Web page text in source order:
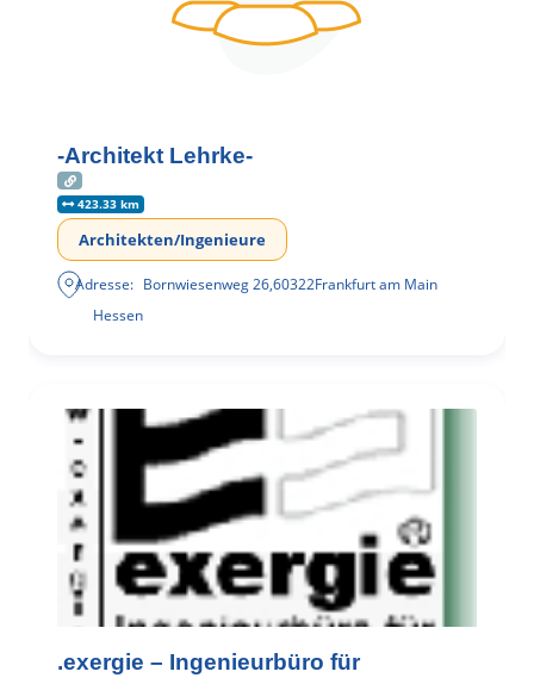
-Architekt Lehrke-
423.33 km
Architekten/Ingenieure
Adresse: Bornwiesenweg 26,60322Frankfurt am Main
Hessen
.exergie – Ingenieurbüro für